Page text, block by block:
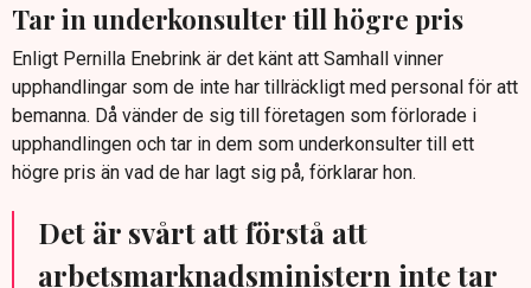
Tar in underkonsulter till högre pris
Enligt Pernilla Enebrink är det känt att Samhall vinner
upphandlingar som de inte har tillräckligt med personal för att
bemanna. Då vänder de sig till företagen som förlorade i
upphandlingen och tar in dem som underkonsulter till ett
högre pris än vad de har lagt sig på, förklarar hon.
Det är svårt att förstå att
arbetsmarknadsministern inte tar